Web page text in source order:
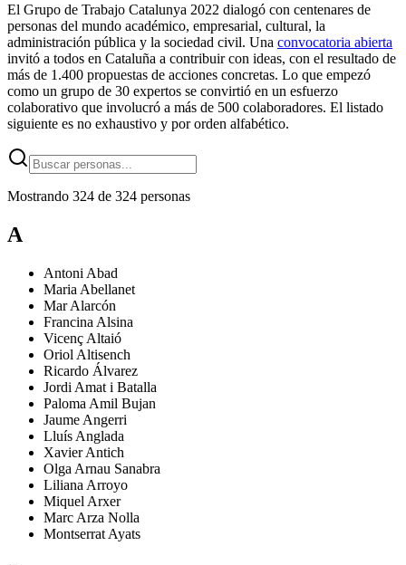
El Grupo de Trabajo Catalunya 2022 dialogó con centenares de
personas del mundo académico, empresarial, cultural, la
administración pública y la sociedad civil. Una convocatoria abierta
invitó a todos en Cataluña a contribuir con ideas, con el resultado de
más de 1.400 propuestas de acciones concretas. Lo que empezó
como un grupo de 30 expertos se convirtió en un esfuerzo
colaborativo que involucró a más de 500 colaboradores. El listado
siguiente es no exhaustivo y por orden alfabético.
Mostrando 324 de 324 personas
A
Antoni Abad
Maria Abellanet
Mar Alarcón
Francina Alsina
Vicenç Altaió
Oriol Altisench
Ricardo Álvarez
Jordi Amat i Batalla
Paloma Amil Bujan
Jaume Angerri
Lluís Anglada
Xavier Antich
Olga Arnau Sanabra
Liliana Arroyo
Miquel Arxer
Marc Arza Nolla
Montserrat Ayats